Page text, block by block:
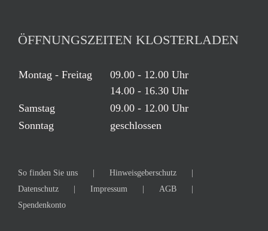
ÖFFNUNGSZEITEN KLOSTERLADEN
Montag - Freitag
09.00 - 12.00 Uhr
14.00 - 16.30 Uhr
Samstag
09.00 - 12.00 Uhr
Sonntag
geschlossen
So finden Sie uns
Hinweisgeberschutz
Datenschutz
Impressum
AGB
Spendenkonto